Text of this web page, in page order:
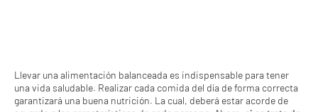
Llevar una alimentación balanceada es indispensable para tener
una vida saludable. Realizar cada comida del día de forma correcta
garantizará una buena nutrición. La cual, deberá estar acorde de